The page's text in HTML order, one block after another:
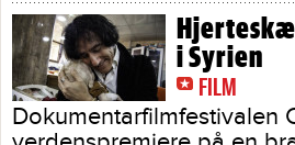
i Syrien
FILM
Dokumentarfilmfestivalen